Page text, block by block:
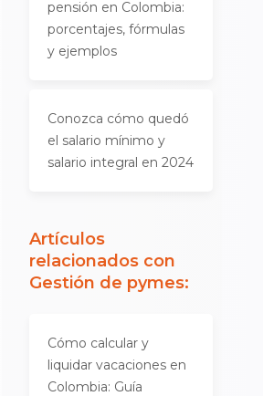
pensión en Colombia:
porcentajes, fórmulas
y ejemplos
Conozca cómo quedó
el salario mínimo y
salario integral en 2024
Artículos
relacionados con
Gestión de pymes:
Cómo calcular y
liquidar vacaciones en
Colombia: Guía